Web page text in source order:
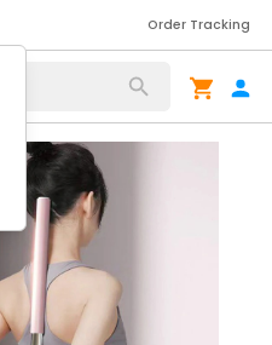
Order Tracking